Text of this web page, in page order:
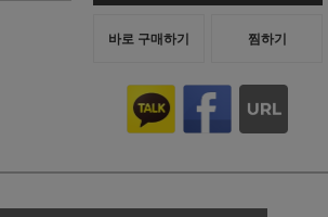
바로 구매하기 찜하기